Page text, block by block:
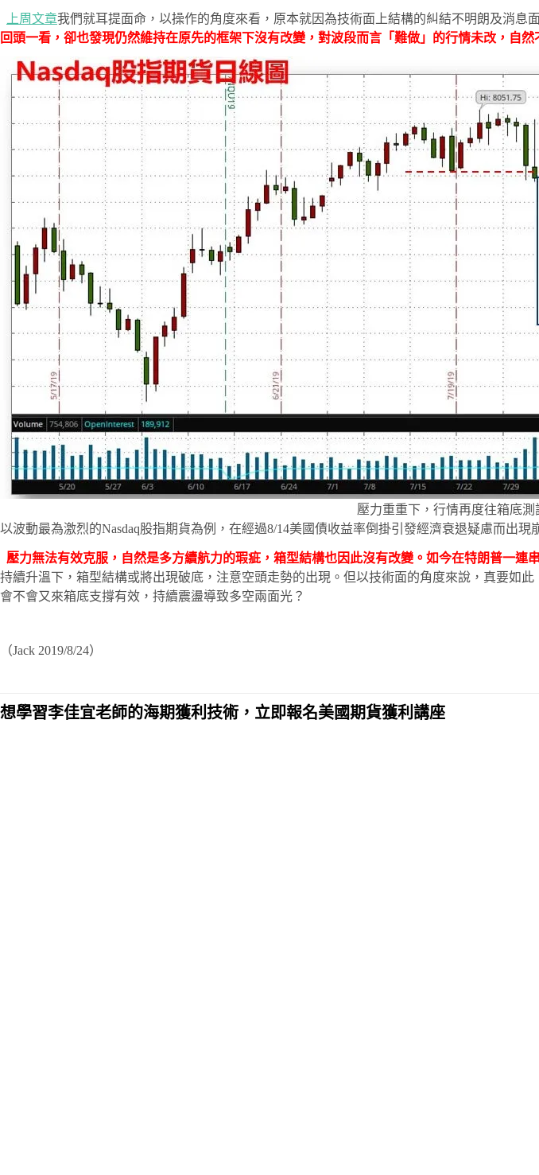
上周文章我們就耳提面命，以操作的角度來看，原本就因為技術面上結構的糾結不明朗及消息
回頭一看，卻也發現仍然維持在原先的框架下沒有改變，對波段而言「難做」的行情未改，自
壓力重重下，行情再度往箱底測
以波動最為激烈的Nasdaq股指期貨為例，在經過8/14美國債收益率倒掛引發經濟衰退疑慮而出
壓力無法有效克服，自然是多方續航力的瑕疵，箱型結構也因此沒有改變。如今在特朗普一連
持續升溫下，箱型結構或將出現破底，注意空頭走勢的出現。但以技術面的角度來說，真要如
會不會又來箱底支撐有效，持續震盪導致多空兩面光？
（Jack 2019/8/24）
想學習李佳宜老師的海期獲利技術，立即報名美國期貨獲利講座